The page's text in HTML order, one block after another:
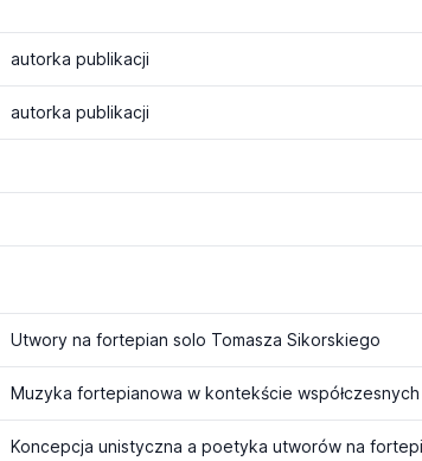
autorka publikacji
autorka publikacji
Utwory na fortepian solo Tomasza Sikorskiego
Muzyka fortepianowa w kontekście
Koncepcja unistyczna a poetyka utworów na